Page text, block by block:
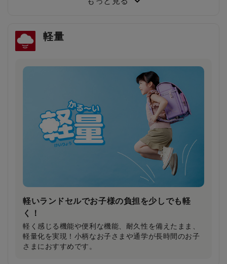
雨の日や薄暗い夕方でもドライバーの注意を引
き安全・安心
雨で視界が悪い日や夕暮れ時に、ランドセルのふちが
ピカッと光り、ドライバーの注意を引きます。
軽量
軽いランドセルでお子様の負担を少しでも軽
く！
軽く感じる機能や便利な機能、耐久性を備えたまま、
軽量化を実現！小柄なお子さまや通学が長時間のお子
さまにおすすめです。